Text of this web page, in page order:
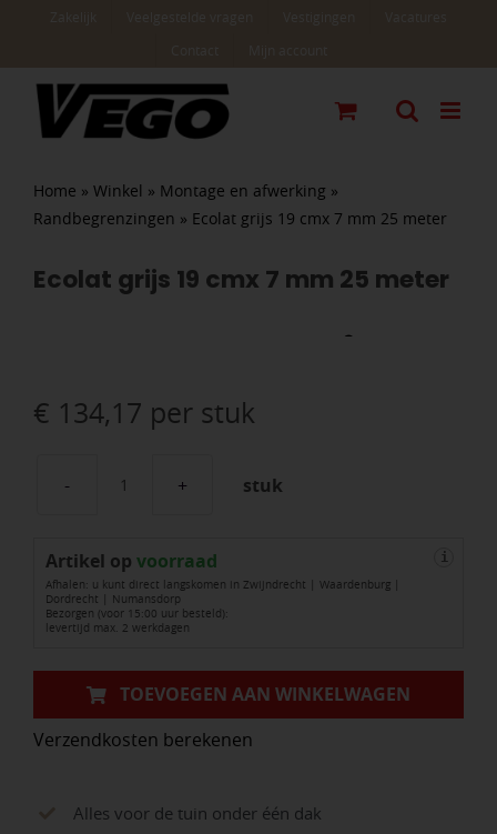
Home » Winkel » Montage en afwerking »
Randbegrenzingen » Ecolat grijs 19 cmx 7 mm 25 meter
Ecolat grijs 19 cmx 7 mm 25 meter
€ 134,17 per stuk
Ecolat
19
cmx
7
25
meter
aantal
stuk
Artikel op voorraad
Afhalen: u kunt direct langskomen in Zwijndrecht | Waardenburg |
Dordrecht | Numansdorp
Bezorgen (voor 15:00 uur besteld):
levertijd max. 2 werkdagen
i
TOEVOEGEN AAN WINKELWAGEN
Verzendkosten berekenen
Alles voor de tuin onder één dak